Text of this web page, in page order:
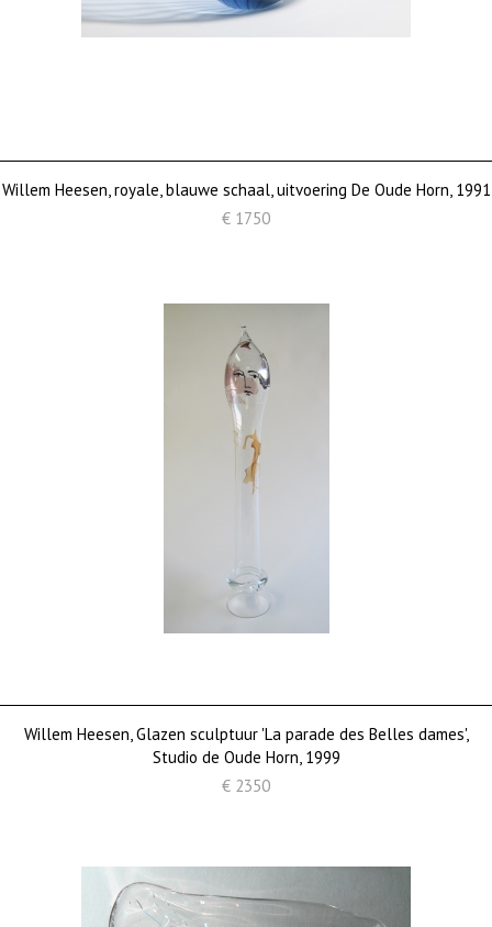
Willem Heesen, royale, blauwe schaal, uitvoering De Oude Horn, 1991
€ 1750
Willem Heesen, Glazen sculptuur 'La parade des Belles dames',
Studio de Oude Horn, 1999
€ 2350